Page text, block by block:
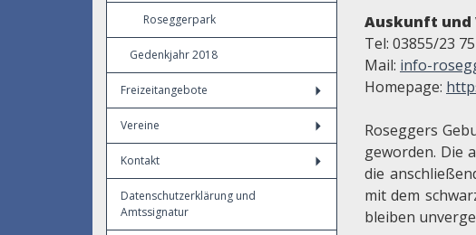
Roseggerpark
Gedenkjahr 2018
Freizeitangebote
Vereine
Kontakt
Datenschutzerklärung und
Amtssignatur
Auskunft und
Tel: 03855/23
Mail: info-
Homepage:
Roseggers
geworden. Die
die
mit dem
bleiben